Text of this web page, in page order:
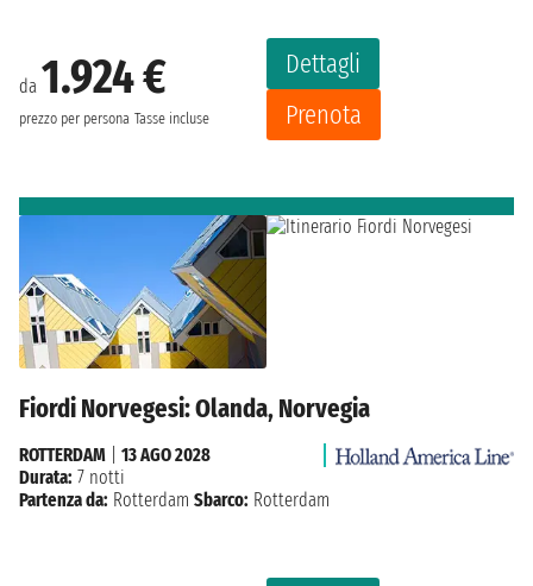
da 1.924 €
prezzo per persona Tasse incluse
Dettagli
Prenota
Fiordi Norvegesi: Olanda, Norvegia
ROTTERDAM
13 AGO 2028
Durata: 7 notti
Partenza da: Rotterdam Sbarco: Rotterdam